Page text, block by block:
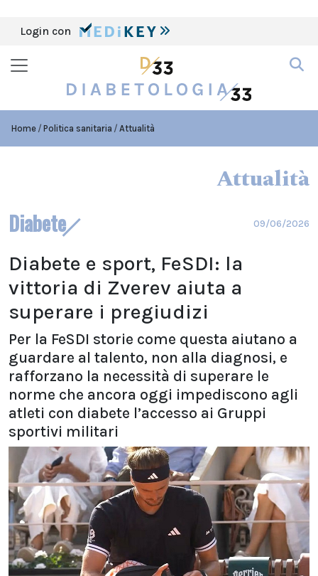
Login con
Home Politica sanitaria Attualità
Attualità
Diabete 09/06/2026
Diabete e sport, FeSDI: la
vittoria di Zverev aiuta a
superare i pregiudizi
Per la FeSDI storie come questa aiutano a
guardare al talento, non alla diagnosi, e
rafforzano la necessità di superare le
norme che ancora oggi impediscono agli
atleti con diabete l’accesso ai Gruppi
sportivi militari